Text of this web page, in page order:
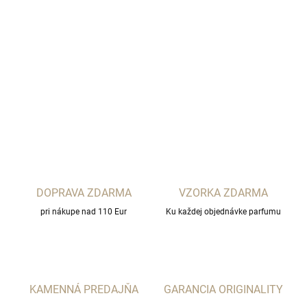
DOPRAVA ZDARMA
pri nákupe nad 110 Eur
VZORKA ZDARMA
Ku každej objednávke parfumu
KAMENNÁ PREDAJŇA GARANCIA ORIGINALITY